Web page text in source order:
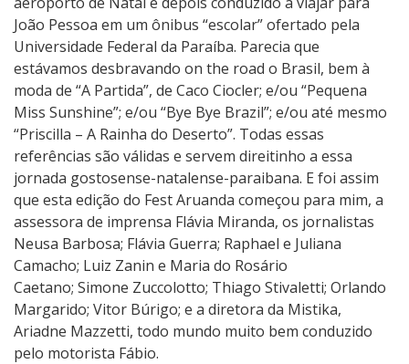
2
0
2
3
João Pessoa em um ônibus “escolar” ofertado pela
Universidade Federal da Paraíba. Parecia que
estávamos desbravando on the road o Brasil, bem à
moda de “A Partida”, de Caco Ciocler; e/ou “Pequena
Miss Sunshine”; e/ou “Bye Bye Brazil”; e/ou até mesmo
“Priscilla – A Rainha do Deserto”. Todas essas
referências são válidas e servem direitinho a essa
jornada gostosense-natalense-paraibana. E foi assim
que esta edição do Fest Aruanda começou para mim, a
assessora de imprensa Flávia Miranda, os jornalistas
Neusa Barbosa; Flávia Guerra; Raphael e Juliana
Camacho; Luiz Zanin e Maria do Rosário
Caetano; Simone Zuccolotto; Thiago Stivaletti; Orlando
Margarido; Vitor Búrigo; e a diretora da Mistika,
Ariadne Mazzetti, todo mundo muito bem conduzido
pelo motorista Fábio.